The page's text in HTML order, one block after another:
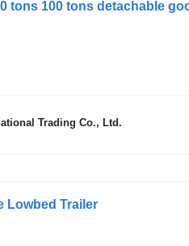
tons 100 tons detachable
Trading Co., Ltd.
Lowbed Trailer